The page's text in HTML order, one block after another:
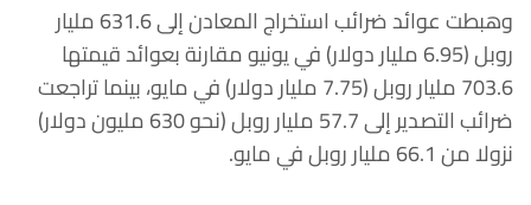
وهبطت عوائد ضرائب استخراج المعادن إلى 631.6 مليار
روبل (6.95 مليار دولار) في يونيو مقارنة بعوائد قيمتها
703.6 مليار روبل (7.75 مليار دولار) في مايو، بينما تراجعت
ضرائب التصدير إلى 57.7 مليار روبل (نحو 630 مليون دولار)
نزولا من 66.1 مليار روبل في مايو.